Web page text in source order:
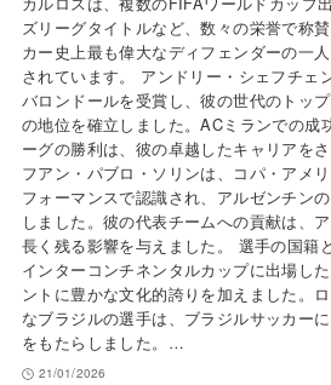
ズリーグタイトルなど、数々の栄誉で称
カー史上最も偉大なディフェンダーの一
されています。 アンドリー・シェフチェ
バロンドールを受賞し、彼の世代のトッ
の地位を確立しました。ACミランでの成
ーグの勝利は、彼の卓越したキャリアを
フアン・パブロ・ソリンは、コパ・アメ
フォーマンスで認識され、アルゼンチン
しました。彼の代表チームへの貢献は、
長く残る影響を与えました。 選手の国籍
インターコンチネンタルカップに出場し
ントに豊かな文化的誇りを加えました。
なブラジルの選手は、ブラジルサッカー
をもたらしました。…
21/01/2026